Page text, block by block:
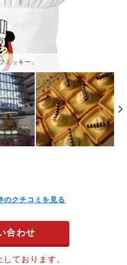
ミッキー」
のクチコミを見る
合わせ
ております。